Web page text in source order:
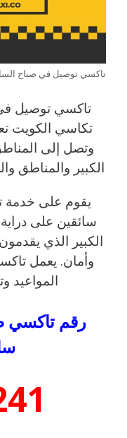
تاكسي توصيل في صباح
تاكسي توصيل
تكاسي الكويت
وتصل إلى
الكبير والمناطق
يقوم على خدمة
سائقين على
الكبير الذي
وأمان. يعمل
المواعيد